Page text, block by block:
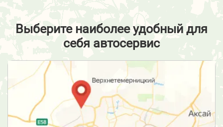
Выберите наиболее удобный для
себя автосервис